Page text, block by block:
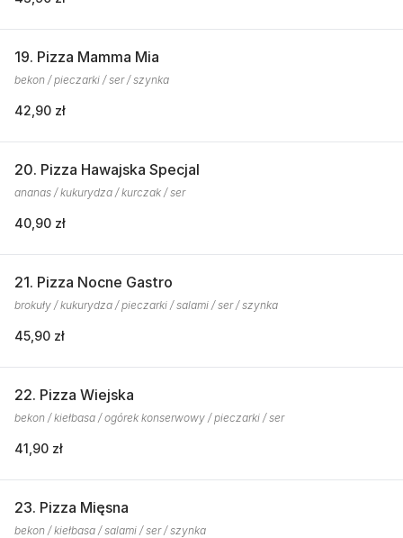
19. Pizza Mamma Mia
bekon / pieczarki / ser / szynka
42,90 zł
20. Pizza Hawajska Specjal
ananas / kukurydza / kurczak / ser
40,90 zł
21. Pizza Nocne Gastro
brokuły / kukurydza / pieczarki / salami / ser / szynka
45,90 zł
22. Pizza Wiejska
bekon / kiełbasa / ogórek konserwowy / pieczarki / ser
41,90 zł
23. Pizza Mięsna
bekon / kiełbasa / salami / ser / szynka